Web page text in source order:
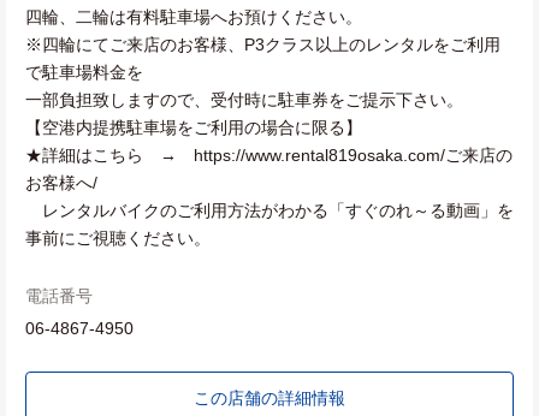
四輪、二輪は有料駐車場へお預けください。
※四輪にてご来店のお客様、P3クラス以上のレンタルをご利用
で駐車場料金を
一部負担致しますので、受付時に駐車券をご提示下さい。
【空港内提携駐車場をご利用の場合に限る】
★詳細はこちら → https://www.rental819osaka.com/ご来店の
お客様へ/
レンタルバイクのご利用方法がわかる「すぐのれ～る動画」を
事前にご視聴ください。
電話番号
06-4867-4950
この店舗の詳細情報